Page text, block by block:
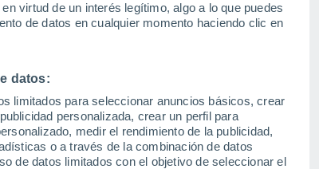
virtud de un interés legítimo, algo a lo que puedes
de datos en cualquier momento haciendo clic en
datos:
limitados para seleccionar anuncios básicos, crear
personalizada, crear un perfil para
medir el rendimiento de la publicidad,
o a través de la combinación de datos
de datos limitados con el objetivo de seleccionar el
34°
26°